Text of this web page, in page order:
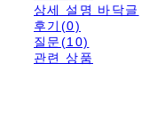
상세 설명 바닥글
후기(0)
질문(10)
관련 상품